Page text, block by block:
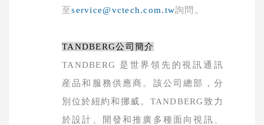
至service@vctech.com.tw詢問。
TANDBERG公司簡介
TANDBERG 是世界領先的視訊通訊
産品和服務供應商。該公司總部，分
別位於紐約和挪威。 TANDBERG致力
於設計、開發和推廣多種面向視訊、